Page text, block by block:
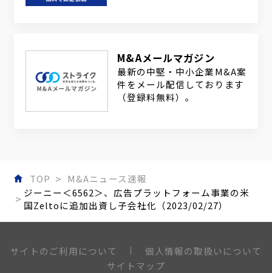
M&Aメールマガジン
最新の中堅・中小企業M&A案
件をメール配信しております
（登録料無料）。
TOP
M&Aニュース速報
ジーニー＜6562＞、広告プラットフォーム事業の米
国Zeltoに追加出資し子会社化（2023/02/27）
サイトのご利用について
個人情報の取扱いについて
サイトマップ